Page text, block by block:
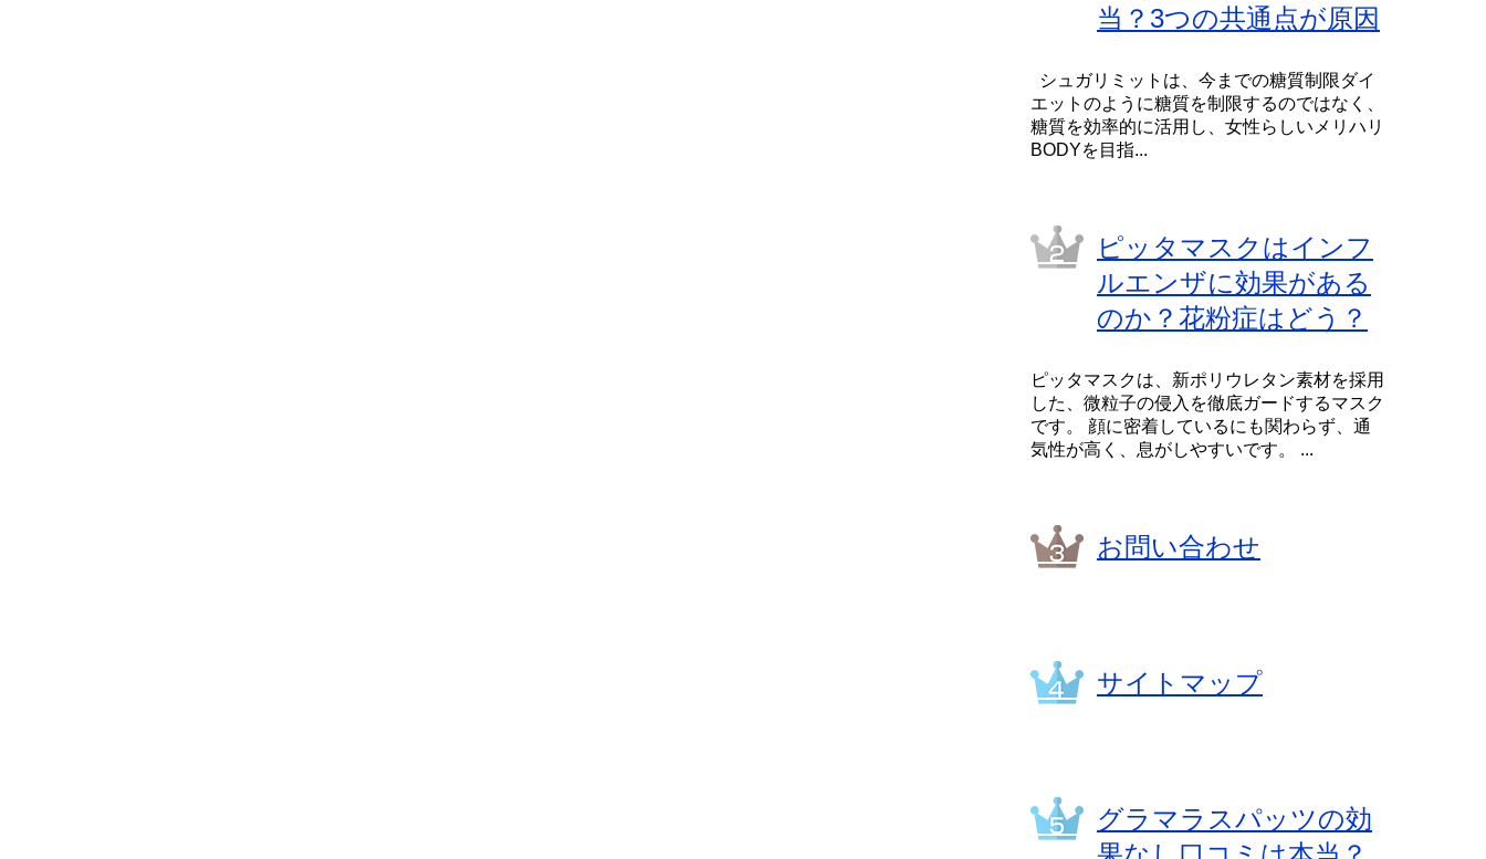
当？3つの共通点が原因
シュガリミットは、今までの糖質制限ダイ
エットのように糖質を制限するのではなく、
糖質を効率的に活用し、女性らしいメリハリ
BODYを目指...
ピッタマスクはインフ
ルエンザに効果がある
のか？花粉症はどう？
ピッタマスクは、新ポリウレタン素材を採用
した、微粒子の侵入を徹底ガードするマスク
です。 顔に密着しているにも関わらず、通
気性が高く、息がしやすいです。 ...
お問い合わせ
サイトマップ
グラマラスパッツの効